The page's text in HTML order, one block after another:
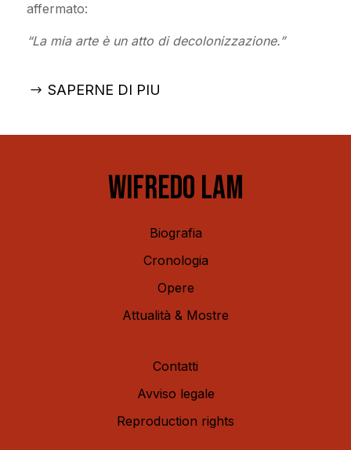
affermato:
“La mia arte è un atto di decolonizzazione.”
SAPERNE DI PIU
WIFREDO LAM
Biografia
Cronologia
Opere
Attualità & Mostre
Contatti
Avviso legale
Reproduction rights